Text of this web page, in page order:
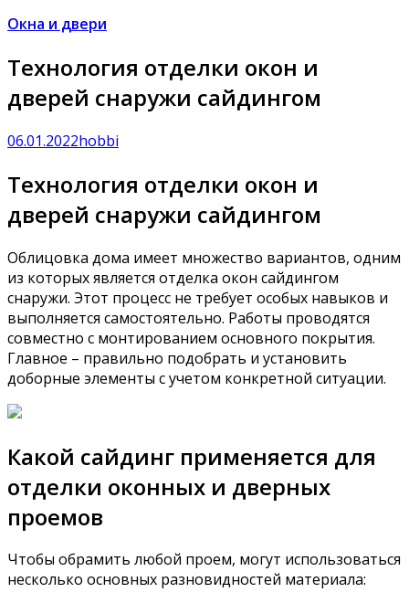
Окна и двери
Технология отделки окон и
дверей снаружи сайдингом
06.01.2022hobbi
Технология отделки окон и
дверей снаружи сайдингом
Облицовка дома имеет множество вариантов, одним
из которых является отделка окон сайдингом
снаружи. Этот процесс не требует особых навыков и
выполняется самостоятельно. Работы проводятся
совместно с монтированием основного покрытия.
Главное – правильно подобрать и установить
доборные элементы с учетом конкретной ситуации.
Какой сайдинг применяется для
отделки оконных и дверных
проемов
Чтобы обрамить любой проем, могут использоваться
несколько основных разновидностей материала: